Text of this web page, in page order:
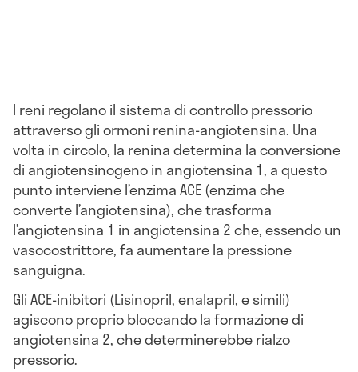
I reni regolano il sistema di controllo pressorio
attraverso gli ormoni renina-angiotensina. Una
volta in circolo, la renina determina la conversione
di angiotensinogeno in angiotensina 1, a questo
punto interviene l’enzima ACE (enzima che
converte l’angiotensina), che trasforma
l’angiotensina 1 in angiotensina 2 che, essendo un
vasocostrittore, fa aumentare la pressione
sanguigna.
Gli ACE-inibitori (Lisinopril, enalapril, e simili)
agiscono proprio bloccando la formazione di
angiotensina 2, che determinerebbe rialzo
pressorio.